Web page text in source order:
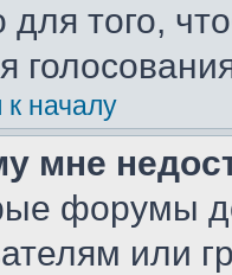
для того,
к началу
мне
форумы
или